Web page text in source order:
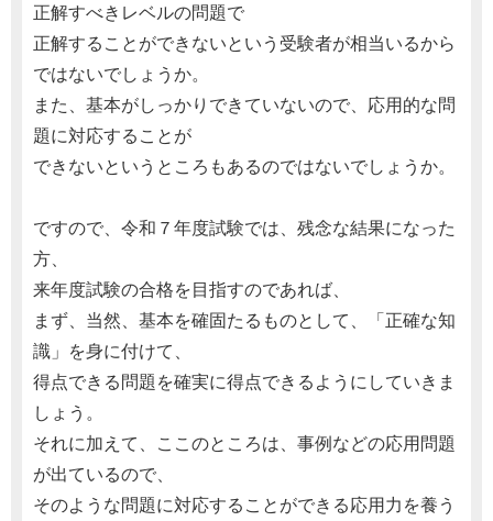
正解すべきレベルの問題で
正解することができないという受験者が相当いるから
ではないでしょうか。
また、基本がしっかりできていないので、応用的な問
題に対応することが
できないというところもあるのではないでしょうか。
ですので、令和７年度試験では、残念な結果になった
方、
来年度試験の合格を目指すのであれば、
まず、当然、基本を確固たるものとして、「正確な知
識」を身に付けて、
得点できる問題を確実に得点できるようにしていきま
しょう。
それに加えて、ここのところは、事例などの応用問題
が出ているので、
そのような問題に対応することができる応用力を養う